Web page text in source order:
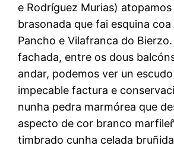
e Rodríguez Murias) atopamos
brasonada que fai esquina coa
Pancho e Vilafranca do Bierzo.
fachada, entre os dous
andar, podemos ver un
impecable factura e
nunha pedra marmórea que
aspecto de cor branco
timbrado cunha celada